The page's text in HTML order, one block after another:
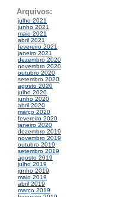
Arquivos:
julho 2021
junho 2021
maio 2021
abril 2021
fevereiro 2021
janeiro 2021
dezembro 2020
novembro 2020
outubro 2020
setembro 2020
agosto 2020
julho 2020
junho 2020
abril 2020
março 2020
fevereiro 2020
janeiro 2020
dezembro 2019
novembro 2019
outubro 2019
setembro 2019
agosto 2019
julho 2019
junho 2019
maio 2019
abril 2019
março 2019